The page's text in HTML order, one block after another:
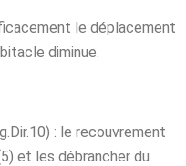
le déplacement
diminue.
: le recouvrement
et les débrancher du